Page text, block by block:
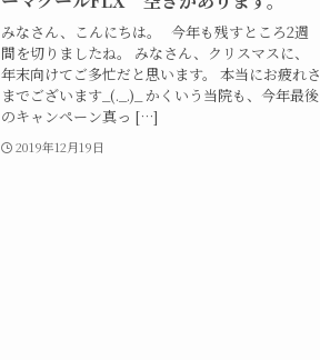
みなさん、こんにちは。 今年も残すところ2週
間を切りましたね。 みなさん、クリスマスに、
年末向けてご多忙だと思います。 本当にお疲れさ
までございます_(._.)_ かくいう当院も、今年最後
のキャンペーン真っ […]
2019年12月19日